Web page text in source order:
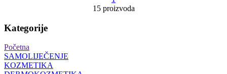
15 proizvoda
Kategorije
Početna
SAMOLIJEČENJE
KOZMETIKA